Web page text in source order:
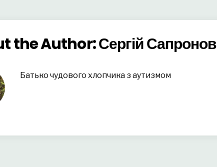
the Author:Сергій Сапронов
Батько чудового хлопчика з аутизмом